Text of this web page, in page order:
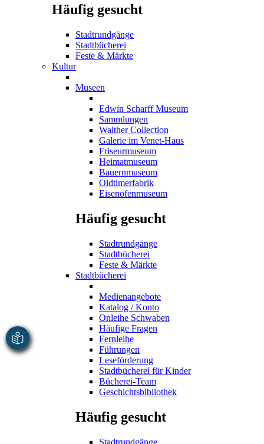
Häufig gesucht
Stadtrundgänge
Stadtbücherei
Feste & Märkte
Kultur
Museen
Edwin Scharff Museum
Sammlungen
Walther Collection
Galerie im Venet-Haus
Friseurmuseum
Heimatmuseum
Bauernmuseum
Oldtimerfabrik
Eisenofenmuseum
Häufig gesucht
Stadtrundgänge
Stadtbücherei
Feste & Märkte
Stadtbücherei
Medienangebote
Katalog / Konto
Onleihe Schwaben
Häufige Fragen
Fernleihe
Führungen
Leseförderung
Stadtbücherei für Kinder
Bücherei-Team
Geschichtsbibliothek
Häufig gesucht
Stadtrundgänge